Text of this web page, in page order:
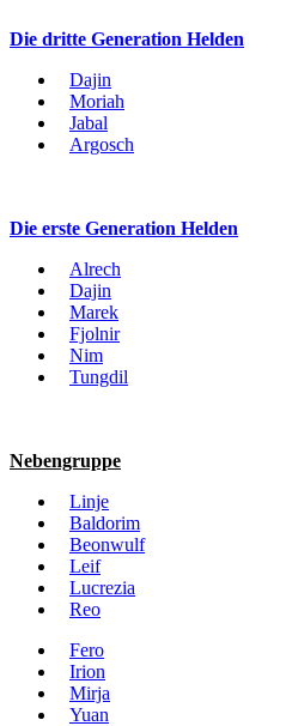
Die dritte Generation Helden
Dajin
Moriah
Jabal
Argosch
Die erste Generation Helden
Alrech
Dajin
Marek
Fjolnir
Nim
Tungdil
Nebengruppe
Linje
Baldorim
Beonwulf
Leif
Lucrezia
Reo
Fero
Irion
Mirja
Yuan